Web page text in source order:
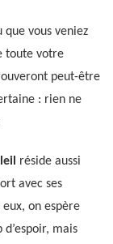
que vous veniez
toute votre
peut-être
: rien ne
réside aussi
avec ses
on espère
mais